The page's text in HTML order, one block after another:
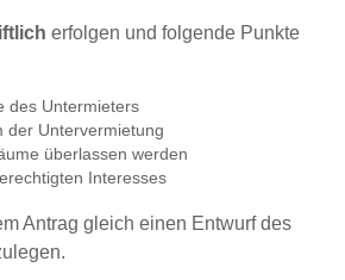
erfolgen und folgende Punkte
des Untermieters
der Untervermietung
überlassen werden
Interesses
Antrag gleich einen Entwurf des